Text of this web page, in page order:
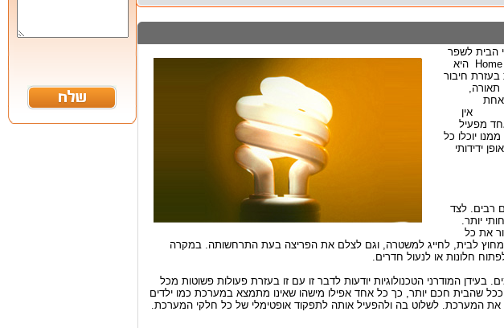
הבית לשפר
את איכות החיים בבית והנוחות. Home Automation היא
בעזרת חיבור
תאורה,
אחת
אין
מפעיל
יוכלו כל
ידידותי
רבים. לצד
יותר.
את כל
לבית, לחייג למשטרה, וגם לצלם את הפריצה בעת התרחשותה. במקרה
חלונות או לנעול חדרים.
בעידן המודרני הטכנולוגיות יודעות לדבר זו עם זו בעזרת פעולות פשוטות מכל
שהבית חכם יותר, כך כל אחד אפילו מישהו שאינו מתמצא במערכת כמו ילדים
את המערכת. לשלוט בה ולהפעיל אותה לתפקוד אופטימלי של כל חלקי המערכת.